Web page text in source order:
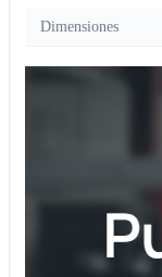
Dimensiones